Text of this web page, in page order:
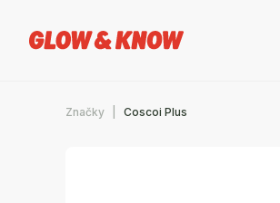
Značky Coscoi Plus